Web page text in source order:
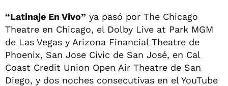
“Latinaje En Vivo” ya pasó por The Chicago
Theatre en Chicago, el Dolby Live at Park MGM
de Las Vegas y Arizona Financial Theatre de
Phoenix, San Jose Civic de San José, en Cal
Coast Credit Union Open Air Theatre de San
Diego, y dos noches consecutivas en el YouTube